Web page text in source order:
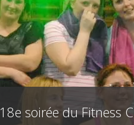
18e soirée du Fitness